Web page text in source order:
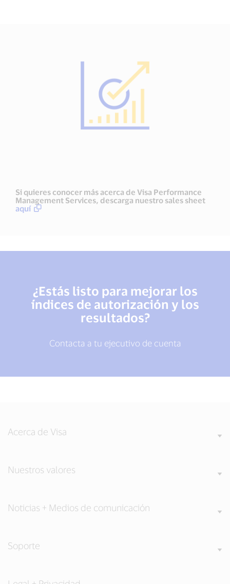
Si quieres conocer más acerca de Visa Performance
Management Services, descarga nuestro sales sheet
aquí
¿Estás listo para mejorar los
índices de autorización y los
resultados?
Contacta a tu ejecutivo de cuenta
Acerca de Visa
Nuestros valores
Noticias + Medios de comunicación
Soporte